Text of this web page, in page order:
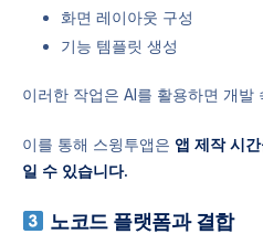
화면 레이아웃 구성
기능 템플릿 생성
이러한 작업은 AI를 활용하면 개발
이를 통해 스윙투앱은 앱 제작 시
일 수 있습니다.
노코드 플랫폼과 결합